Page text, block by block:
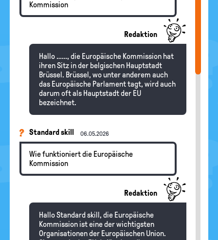
Kommission
Redaktion
Hallo ……, die Europäische Kommission hat
ihren Sitz in der belgischen Hauptstadt
Brüssel. Brüssel, wo unter anderem auch
das Europäische Parlament tagt, wird auch
darum oft als Hauptstadt der EU
bezeichnet.
Standard skill 06.05.2026
Wie funktioniert die Europäische
Kommission
Redaktion
Hallo Standard skill, die Europäische
Kommission ist eine der wichtigsten
Organisationen der Europäischen Union.